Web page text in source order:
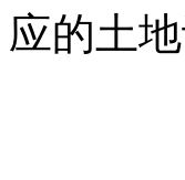
应的土